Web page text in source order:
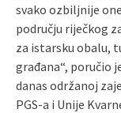
svako ozbiljnije
području riječkog
za istarsku obalu,
građana“, poručio
danas održanoj
PGS-a i Unije